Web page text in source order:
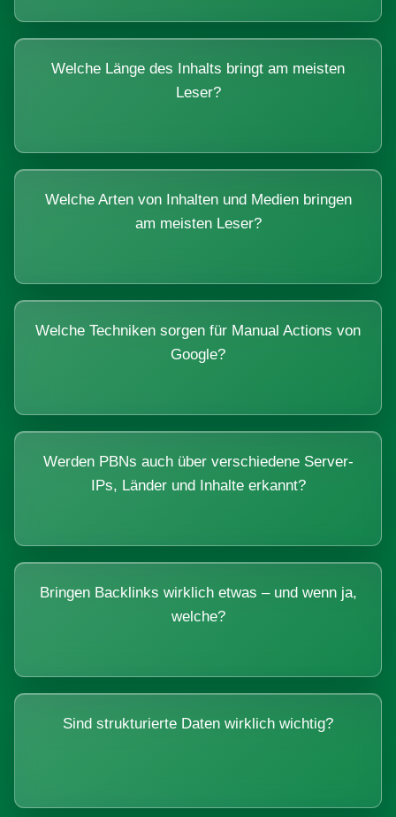
Welche Länge des Inhalts bringt am meisten
Leser?
Welche Arten von Inhalten und Medien bringen
am meisten Leser?
Welche Techniken sorgen für Manual Actions von
Google?
Werden PBNs auch über verschiedene Server-
IPs, Länder und Inhalte erkannt?
Bringen Backlinks wirklich etwas – und wenn ja,
welche?
Sind strukturierte Daten wirklich wichtig?